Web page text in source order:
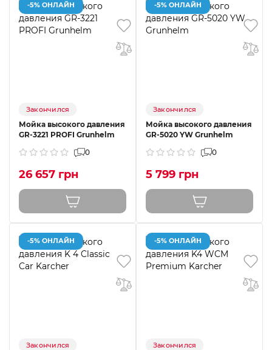
-5% ОНЛАЙН
Закончился
Мойка высокого давления
GR-3221 PROFI Grunhelm
0
26 657 грн
-5% ОНЛАЙН
Закончился
Мойка высокого давления
GR-5020 YW Grunhelm
0
5 799 грн
-5% ОНЛАЙН
Закончился
-5% ОНЛАЙН
Закончился